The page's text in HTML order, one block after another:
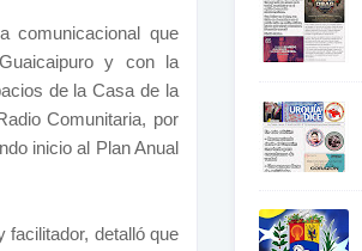
comunicacional que
y con la
de la Casa de la
Comunitaria, por
inicio al Plan Anual
detalló que